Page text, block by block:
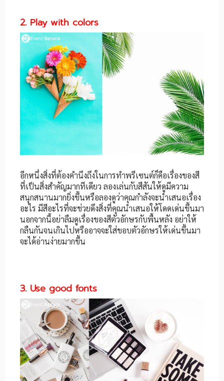
2. Play with colors
อีกหนึ่งสิ่งที่ต้องคำนึงถึงในการทำพรีเซนต์ก็คือเรื่องของสี
ที่เป็นสิ่งสำคัญมากทีเดียว ลองเล่นกับสีสันให้ดูมีความ
สนุกสนานมากยิ่งขึ้นหรือลองดูว่าคุณกำลังจะนำเสนอเรื่อง
อะไร มีสีอะไรที่จะช่วยดึงสิ่งที่คุณนำเสนอให้โดดเด่นขึ้นมา
นอกจากนี้อย่าลืมดูเรื่องของสีตัวอักษรกับพื้นหลัง อย่าให้
กลืนกันจนเกินไปหรืออาจจะใส่ขอบตัวอักษรให้เด่นขึ้นมา
จะได้อ่านง่ายมากขึ้น
3. Use good fonts